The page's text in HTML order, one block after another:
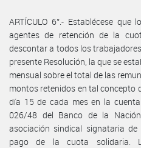
ARTÍCULO 6°.- Establécese
agentes de retención de la
descontar a todos los
presente Resolución, la que se
mensual sobre el total de las
montos retenidos en tal concepto
día 15 de cada mes en la cuenta
026/48 del Banco de la
asociación sindical signataria
pago de la cuota solidaria.